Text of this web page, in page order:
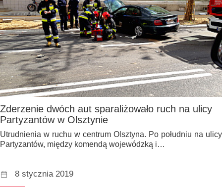
Zderzenie dwóch aut sparaliżowało ruch na ulicy
Partyzantów w Olsztynie
Utrudnienia w ruchu w centrum Olsztyna. Po południu na ulicy
Partyzantów, między komendą wojewódzką i…
8 stycznia 2019